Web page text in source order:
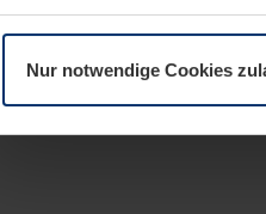
Erläuterung auf der Seite
Nur notwendige Cookies